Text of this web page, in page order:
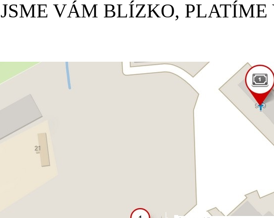
JSME VÁM BLÍZKO, PLATÍME